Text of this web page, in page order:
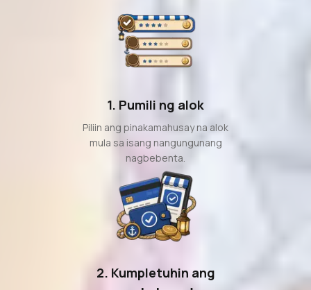
1. Pumili ng alok
Piliin ang pinakamahusay na alok
mula sa isang nangungunang
nagbebenta.
2. Kumpletuhin ang